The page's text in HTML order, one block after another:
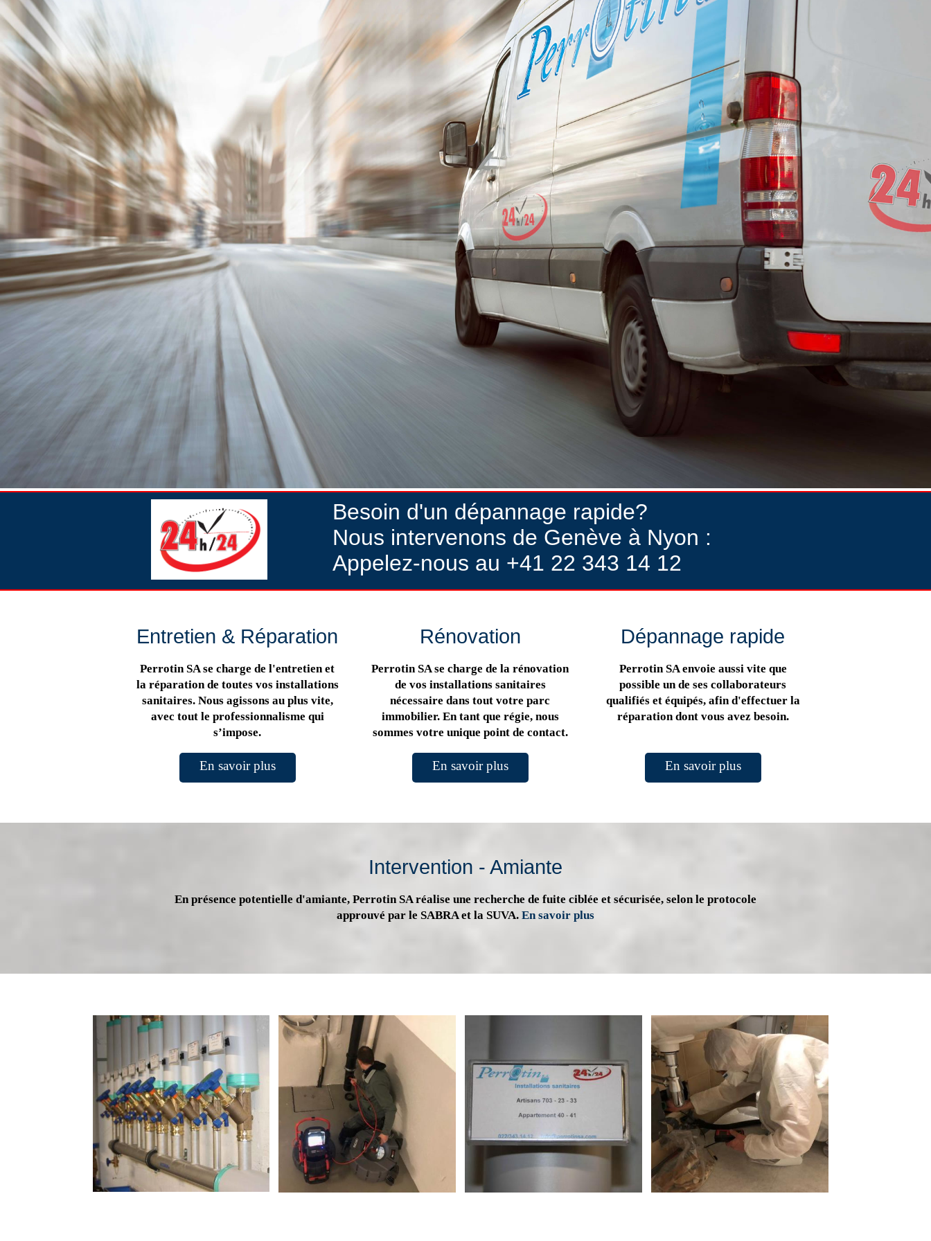
Besoin d'un dépannage rapide?
Nous intervenons de Genève à Nyon :
Appelez-nous au +41 22 343 14 12
Entretien & Réparation
Perrotin SA se charge de l'entretien et
la réparation de toutes vos installations
sanitaires. Nous agissons au plus vite,
avec tout le professionnalisme qui
s’impose.
En savoir plus
Rénovation
Perrotin SA se charge de la rénovation
de vos installations sanitaires
nécessaire dans tout votre parc
immobilier. En tant que régie, nous
sommes votre unique point de contact.
En savoir plus
Dépannage rapide
Perrotin SA envoie aussi vite que
possible un de ses collaborateurs
qualifiés et équipés, afin d'effectuer la
réparation dont vous avez besoin.
En savoir plus
Intervention - Amiante
En présence potentielle d'amiante, Perrotin SA réalise une recherche de fuite ciblée et sécurisée, selon le protocole
approuvé par le SABRA et la SUVA. En savoir plus